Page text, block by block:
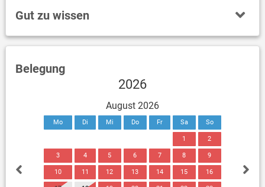
Gut zu wissen
Belegung
2026
August 2026
Mo Di Mi Do Fr Sa So
1 2
3 4 5 6 7 8 9
10 11 12 13 14 15 16